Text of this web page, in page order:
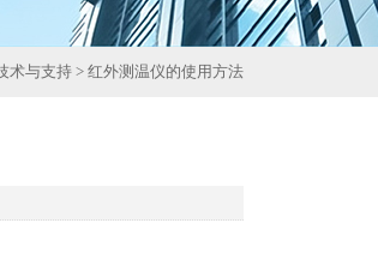
术与支持 > 红外测温仪的使用方法